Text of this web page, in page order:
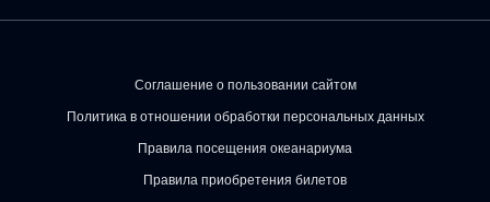
Соглашение о пользовании сайтом
Политика в отношении обработки персональных данных
Правила посещения океанариума
Правила приобретения билетов